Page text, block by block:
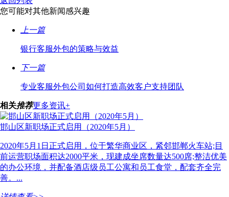
您可能对其他新闻感兴趣
上一篇
银行客服外包的策略与效益
下一篇
专业客服外包公司如何打造高效客户支持团队
相关推荐更多资讯+
邯山区新职场正式启用（2020年5月）
2020年5月1日正式启用，位于繁华商业区，紧邻邯郸火车站;目
前运营职场面积达2000平米，现建成坐席数量达500席;整洁优美
的办公环境，并配备酒店级员工公寓和员工食堂，配套齐全完
善。...